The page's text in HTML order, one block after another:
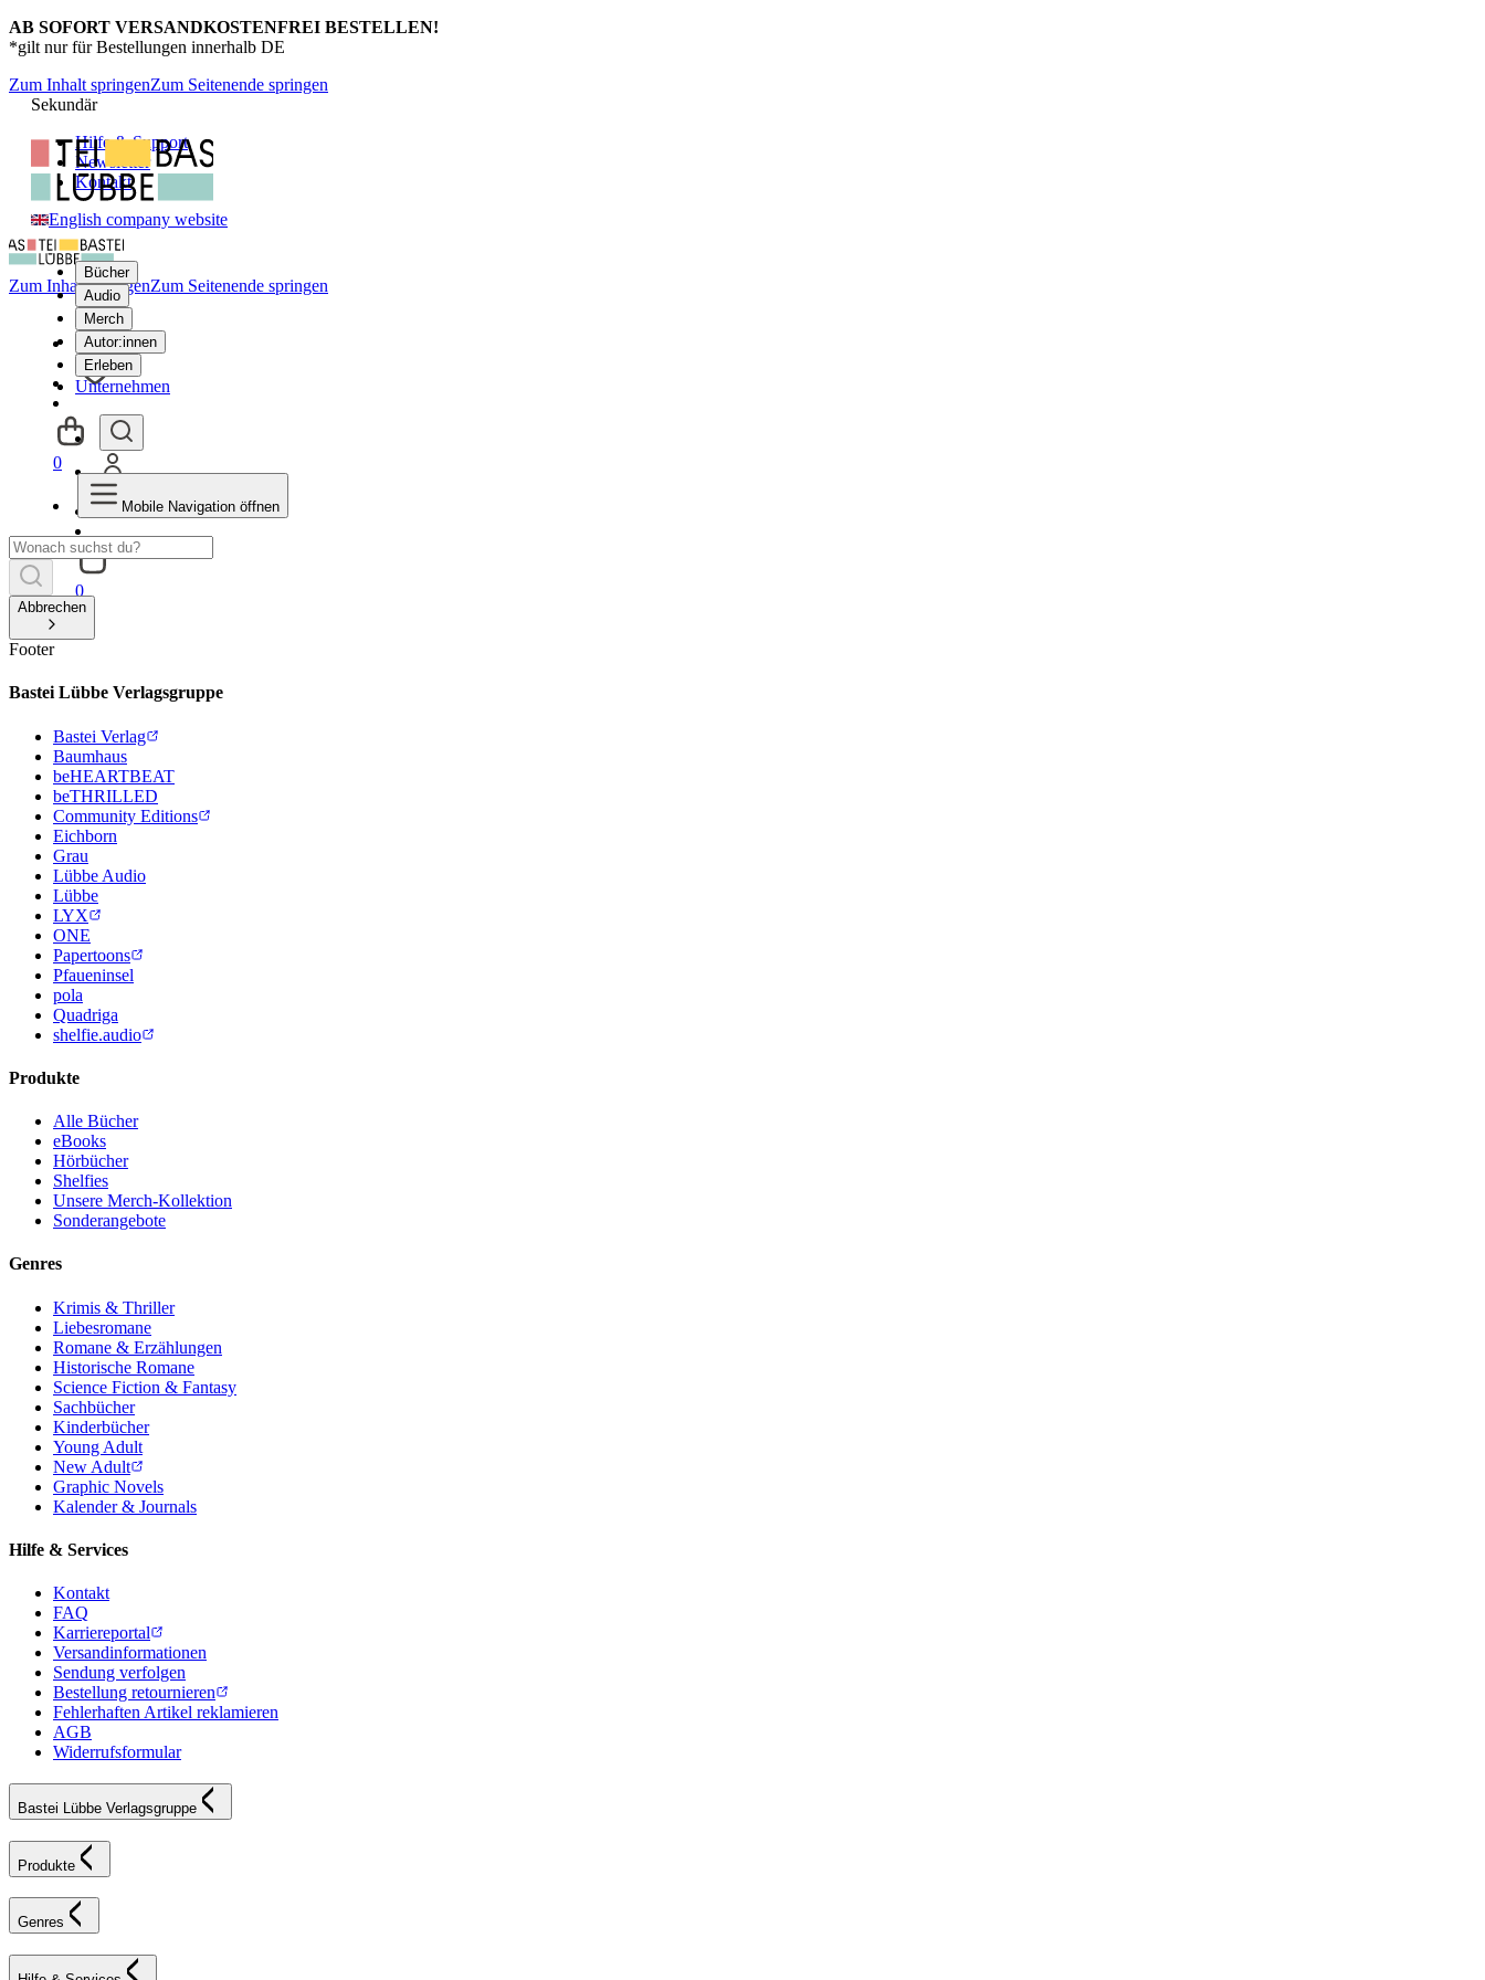
AB SOFORT VERSANDKOSTENFREI BESTELLEN!
*gilt nur für Bestellungen innerhalb DE
Zum Inhalt springenZum Seitenende springen
Sekundär
Hilfe & Support
Newsletter
Kontakt
English company website
Bücher
Audio
Merch
Autor:innen
Erleben
Unternehmen
0
Zum Inhalt springenZum Seitenende springen
0
Mobile Navigation öffnen
Abbrechen
Footer
Bastei Lübbe Verlagsgruppe
Bastei Verlag
Baumhaus
beHEARTBEAT
beTHRILLED
Community Editions
Eichborn
Grau
Lübbe Audio
Lübbe
LYX
ONE
Papertoons
Pfaueninsel
pola
Quadriga
shelfie.audio
Produkte
Alle Bücher
eBooks
Hörbücher
Shelfies
Unsere Merch-Kollektion
Sonderangebote
Genres
Krimis & Thriller
Liebesromane
Romane & Erzählungen
Historische Romane
Science Fiction & Fantasy
Sachbücher
Kinderbücher
Young Adult
New Adult
Graphic Novels
Kalender & Journals
Hilfe & Services
Kontakt
FAQ
Karriereportal
Versandinformationen
Sendung verfolgen
Bestellung retournieren
Fehlerhaften Artikel reklamieren
AGB
Widerrufsformular
Bastei Lübbe Verlagsgruppe
Produkte
Genres